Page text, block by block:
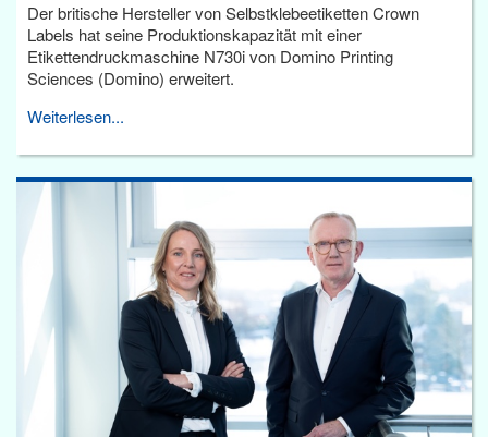
Der britische Hersteller von Selbstklebeetiketten Crown
Labels hat seine Produktionskapazität mit einer
Etikettendruckmaschine N730i von Domino Printing
Sciences (Domino) erweitert.
Weiterlesen...